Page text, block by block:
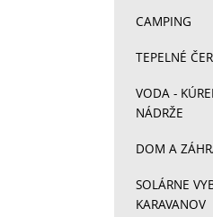
CAMPING
TEPELNÉ
VODA -
NÁDRŽE
DOM A
SOLÁRNE
KARAVANOV